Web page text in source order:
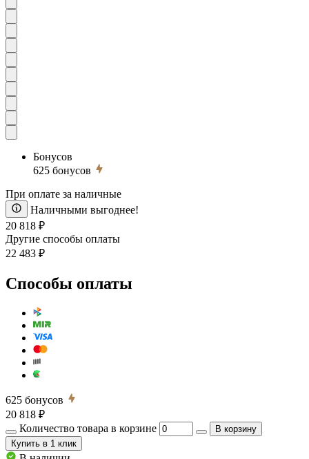
Бонусов
625 бонусов
При оплате за наличные
Наличными выгоднее!
20 818 ₽
Другие способы оплаты
22 483 ₽
Способы оплаты
625 бонусов
20 818 ₽
Количество товара в корзине
В корзину
Купить в 1 клик